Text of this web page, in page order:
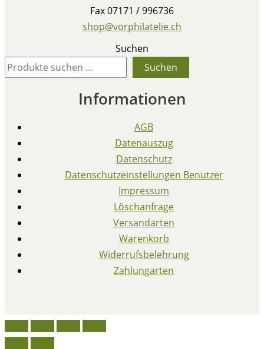
Fax 07171 / 996736
shop@vorphilatelie.ch
Suchen
Suchen
Informationen
AGB
Datenauszug
Datenschutz
Datenschutzeinstellungen Benutzer
Impressum
Löschanfrage
Versandarten
Warenkorb
Widerrufsbelehrung
Zahlungarten